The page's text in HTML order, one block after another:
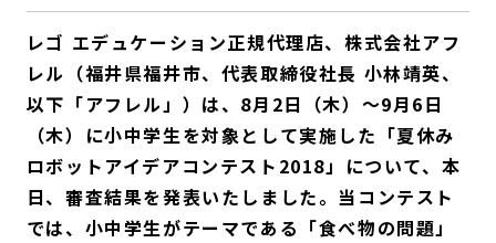
レゴ エデュケーション正規代理店、株式会社アフ
レル（福井県福井市、代表取締役社長 小林靖英、
以下「アフレル」）は、8月2日（木）～9月6日
（木）に小中学生を対象として実施した「夏休み
ロボットアイデアコンテスト2018」について、本
日、審査結果を発表いたしました。当コンテスト
では、小中学生がテーマである「食べ物の問題」